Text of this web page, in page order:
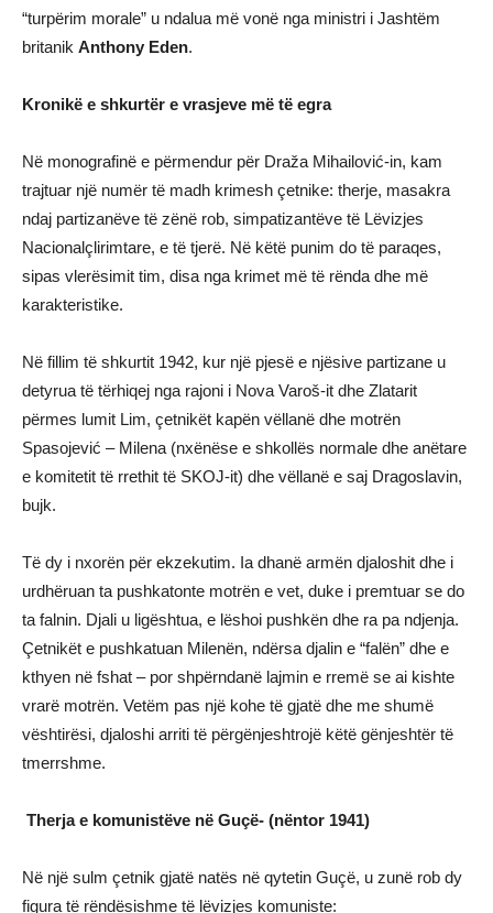
“turpërim morale” u ndalua më vonë nga ministri i Jashtëm
britanik Anthony Eden.
Kronikë e shkurtër e vrasjeve më të egra
Në monografinë e përmendur për Draža Mihailović-in, kam
trajtuar një numër të madh krimesh çetnike: therje, masakra
ndaj partizanëve të zënë rob, simpatizantëve të Lëvizjes
Nacionalçlirimtare, e të tjerë. Në këtë punim do të paraqes,
sipas vlerësimit tim, disa nga krimet më të rënda dhe më
karakteristike.
Në fillim të shkurtit 1942, kur një pjesë e njësive partizane u
detyrua të tërhiqej nga rajoni i Nova Varoš-it dhe Zlatarit
përmes lumit Lim, çetnikët kapën vëllanë dhe motrën
Spasojević – Milena (nxënëse e shkollës normale dhe anëtare
e komitetit të rrethit të SKOJ-it) dhe vëllanë e saj Dragoslavin,
bujk.
Të dy i nxorën për ekzekutim. Ia dhanë armën djaloshit dhe i
urdhëruan ta pushkatonte motrën e vet, duke i premtuar se do
ta falnin. Djali u ligështua, e lëshoi pushkën dhe ra pa ndjenja.
Çetnikët e pushkatuan Milenën, ndërsa djalin e “falën” dhe e
kthyen në fshat – por shpërndanë lajmin e rremë se ai kishte
vrarë motrën. Vetëm pas një kohe të gjatë dhe me shumë
vështirësi, djaloshi arriti të përgënjeshtrojë këtë gënjeshtër të
tmerrshme.
Therja e komunistëve në Guçë- (nëntor 1941)
Në një sulm çetnik gjatë natës në qytetin Guçë, u zunë rob dy
figura të rëndësishme të lëvizjes komuniste: